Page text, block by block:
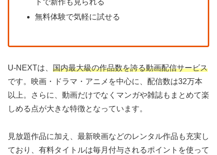
トで新作も見られる
無料体験で気軽に試せる
U-NEXTは、 国内最大級の作品数を誇る動画配信サービス
です。映画・ドラマ・アニメを中心に、配信数は32万本
以上。さらに、動画だけでなくマンガや雑誌もまとめて楽
しめる点が大きな特徴となっています。
見放題作品に加え、最新映画などのレンタル作品も充実し
ており、有料タイトルは毎月付与されるポイントを使って